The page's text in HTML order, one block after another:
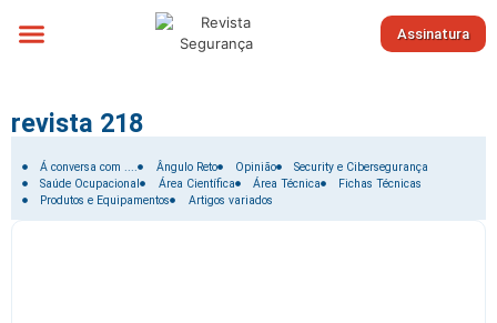
Assinatura
revista 218
Filtrar por:
Á conversa com .... Ângulo Reto Opinião
Security e Cibersegurança
Saúde Ocupacional
Área Científica Área Técnica
Fichas Técnicas
Produtos e Equipamentos
Artigos variados